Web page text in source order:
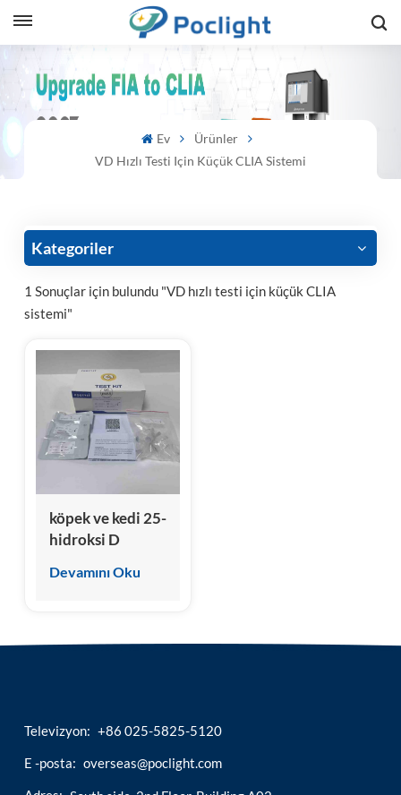
Ev
Ürünler
VD Hızlı Testi Için Küçük CLIA Sistemi
Kategoriler
1 Sonuçlar için bulundu "VD hızlı testi için küçük CLIA
sistemi"
köpek ve kedi 25-
hidroksi D
Test Kiti
Devamını Oku
Televizyon: +86 025-5825-5120
E -posta: overseas@poclight.com